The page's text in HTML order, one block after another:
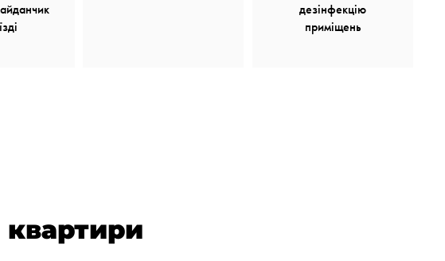
дезінфекцію
приміщень